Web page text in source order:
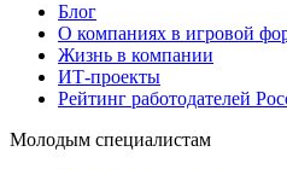
Блог
О компаниях в игровой
Жизнь в компании
ИТ-проекты
Рейтинг работодателей
Молодым специалистам